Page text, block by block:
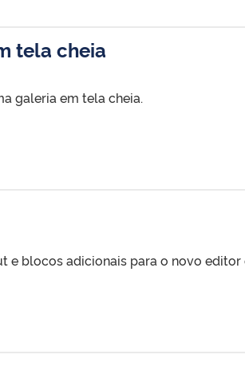
tela cheia
galeria em tela cheia.
e blocos adicionais para o novo editor